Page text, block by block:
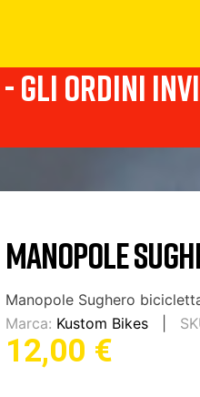
Gli ordini
MANOPOLE
Manopole Sughero
Marca: Kustom Bikes
12,00 €